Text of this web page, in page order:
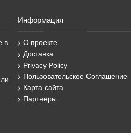
в
Информация
О проекте
Доставка
Privacy Policy
Пользовательское Соглашение
Карта сайта
Партнеры